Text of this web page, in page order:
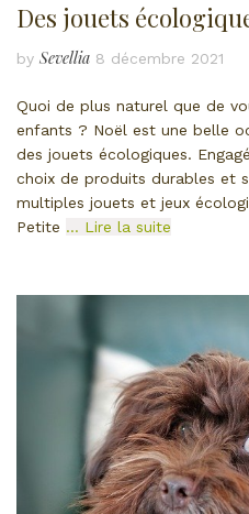
Des jouets
by Sevellia 8 décembre 2021
Quoi de plus naturel que de
enfants ? Noël est une belle
des jouets écologiques.
choix de produits durables et
multiples jouets et jeux
Petite … Lire la suite